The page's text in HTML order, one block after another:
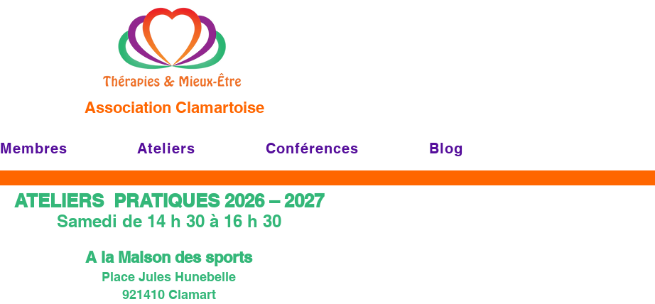
Association Clamartoise
Membres Ateliers Conférences Blog
ATELIERS PRATIQUES 2026 – 2027
Samedi de 14 h 30 à 16 h 30
A la Maison des sports
Place Jules Hunebelle
921410 Clamart